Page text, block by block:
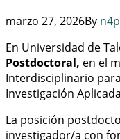
marzo 27, 2026By
En Universidad de
Postdoctoral, en el
Interdisciplinario
Investigación
La posición
investigador/a con